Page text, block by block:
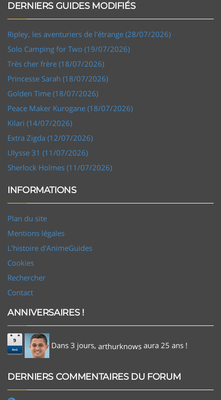
DERNIERS GUIDES MODIFIÉS
Ripley, les aventuriers de l'étrange (28/07/2026)
Solo Camping for Two (19/07/2026)
Très cher frère (18/07/2026)
Princesse Sarah (18/07/2026)
Golden Time (18/07/2026)
Peace Maker Kurogane (18/07/2026)
Kilari (14/07/2026)
Extra Zigda (12/07/2026)
Ulysse 31 (11/07/2026)
Sherlock Holmes (11/07/2026)
INFORMATIONS
Plan du site
Mentions légales
L'histoire d'AnimeGuides
Cookies
Rechercher
Contact
ANNIVERSAIRES !
9
Aoû Dans 3 jours, arthurknows aura 25 ans !
DERNIERS COMMENTAIRES DU FORUM